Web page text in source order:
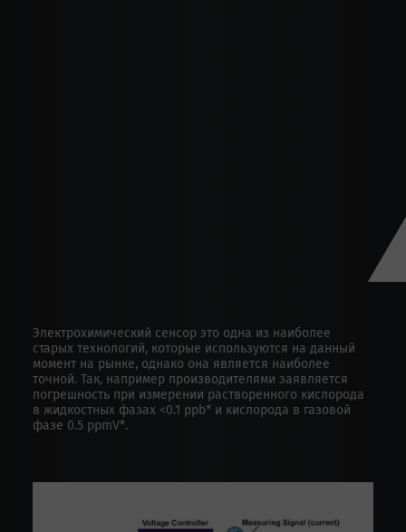
Электрохимический сенсор это одна из наиболее
старых технологий, которые используются на данный
момент на рынке, однако она является наиболее
точной. Так, например производителями заявляется
погрешность при измерении растворенного кислорода
в жидкостных фазах <0.1 ppb* и кислорода в газовой
фазе 0.5 ppmV*.